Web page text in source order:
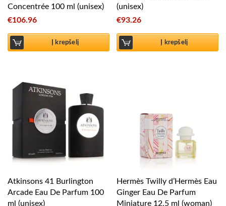
Concentrée 100 ml (unisex)
€106.96
Į krepšelį
(unisex)
€93.26
Į krepšelį
Atkinsons 41 Burlington
Arcade Eau De Parfum 100
ml (unisex)
Hermès Twilly d’Hermès Eau
Ginger Eau De Parfum
Miniature 12.5 ml (woman)